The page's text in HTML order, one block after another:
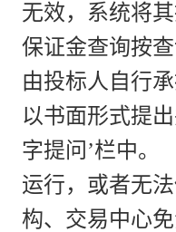
无效，系统将
保证金查询按
由投标人自行
以书面形式提
字提问’栏中。
运行，或者无
构、交易中心